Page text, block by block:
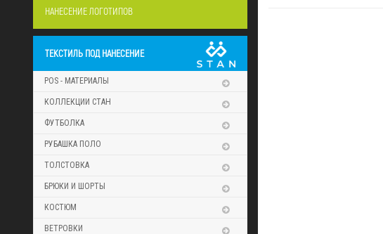
НАНЕСЕНИЕ ЛОГОТИПОВ
ТЕКСТИЛЬ ПОД НАНЕСЕНИЕ
POS - МАТЕРИАЛЫ
КОЛЛЕКЦИИ СТАН
ФУТБОЛКА
РУБАШКА ПОЛО
ТОЛСТОВКА
БРЮКИ И ШОРТЫ
КОСТЮМ
ВЕТРОВКИ